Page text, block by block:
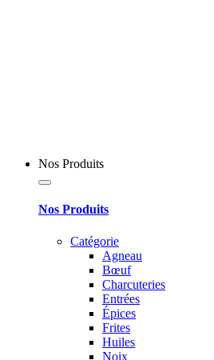
Nos Produits
Nos Produits
Catégorie
Agneau
Bœuf
Charcuteries
Entrées
Épices
Frites
Huiles
Noix